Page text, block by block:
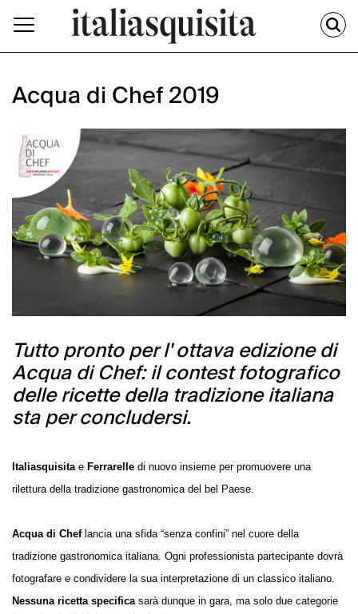
Acqua di Chef 2019
Tutto pronto per l' ottava edizione di
Acqua di Chef: il contest fotografico
delle ricette della tradizione italiana
sta per concludersi.
Italiasquisita e Ferrarelle di nuovo insieme per promuovere una
rilettura della tradizione gastronomica del bel Paese.
Acqua di Chef lancia una sfida “senza confini” nel cuore della
tradizione gastronomica italiana. Ogni professionista partecipante dovrà
fotografare e condividere la sua interpretazione di un classico italiano.
Nessuna ricetta specificasarà dunque in gara, ma solo due categorie